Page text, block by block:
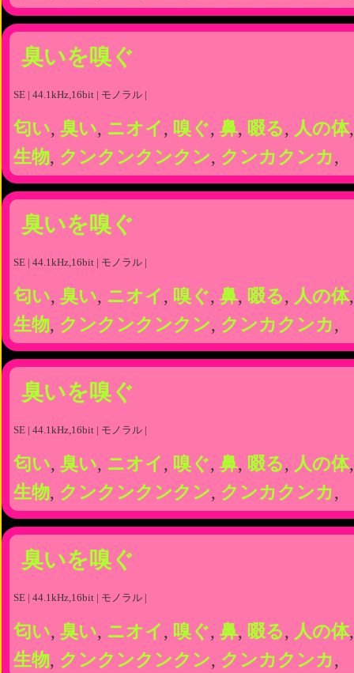
臭いを嗅ぐ
SE | 44.1kHz,16bit | モノラル |
匂い, 臭い, ニオイ , 嗅ぐ, 鼻, 啜る, 人の体
生物, クンクンクンクン, クンカクンカ,
臭いを嗅ぐ
SE | 44.1kHz,16bit | モノラル |
匂い, 臭い, ニオイ , 嗅ぐ, 鼻, 啜る, 人の体
生物, クンクンクンクン, クンカクンカ,
臭いを嗅ぐ
SE | 44.1kHz,16bit | モノラル |
匂い, 臭い, ニオイ , 嗅ぐ, 鼻, 啜る, 人の体
生物, クンクンクンクン, クンカクンカ,
臭いを嗅ぐ
SE | 44.1kHz,16bit | モノラル |
匂い, 臭い, ニオイ , 嗅ぐ, 鼻, 啜る, 人の体
生物, クンクンクンクン, クンカクンカ,